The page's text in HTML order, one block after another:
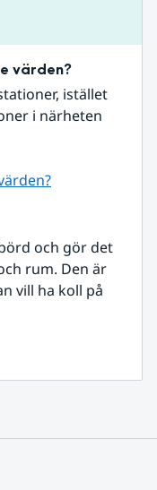
värden?
istället
i närheten
och gör det
rum. Den är
vill ha koll på